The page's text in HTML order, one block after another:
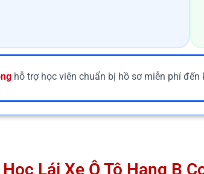
hỗ trợ học viên chuẩn bị hồ sơ miễn phí
Lái Xe Ô Tô Hạng B